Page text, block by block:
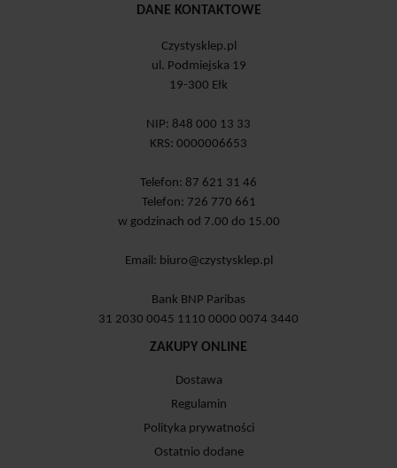
DANE KONTAKTOWE
Czystysklep.pl
ul. Podmiejska 19
19-300 Ełk
NIP: 848 000 13 33
KRS: 0000006653
Telefon: 87 621 31 46
Telefon: 726 770 661
w godzinach od 7.00 do 15.00
Email: biuro@czystysklep.pl
Bank BNP Paribas
31 2030 0045 1110 0000 0074 3440
ZAKUPY ONLINE
Dostawa
Regulamin
Polityka prywatności
Ostatnio dodane